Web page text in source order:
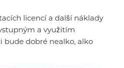
licencí a další náklady
a využitím
bude dobré nealko, alko